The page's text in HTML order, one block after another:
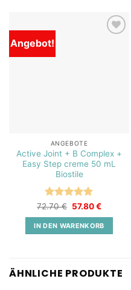
Angebot!
ANGEBOTE
Active Joint + B Complex +
Easy Step creme 50 mL
Biostile
Bewertet
mit5von
5
72.70€ Ursprünglicher
war:
72.70 €
57.80€Aktueller
ist:
57.80 €.
IN DEN WARENKORB
ÄHNLICHE PRODUKTE